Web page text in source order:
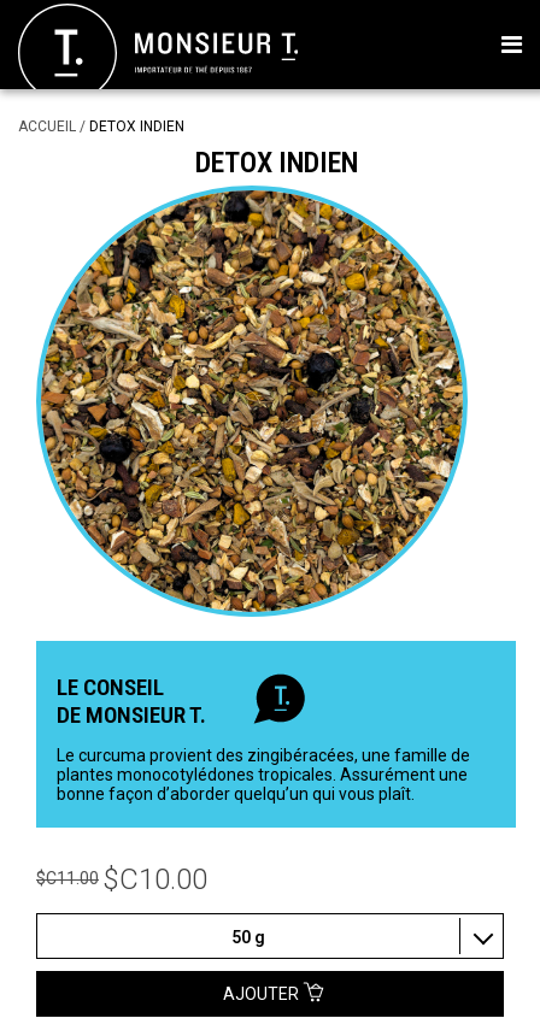
ACCUEIL / DETOX INDIEN
DETOX INDIEN
LE CONSEIL
DE MONSIEUR T.
Le curcuma provient des zingibéracées, une famille de
plantes monocotylédones tropicales. Assurément une
bonne façon d’aborder quelqu’un qui vous plaît.
$C11.00 $C10.00
50 g
AJOUTER